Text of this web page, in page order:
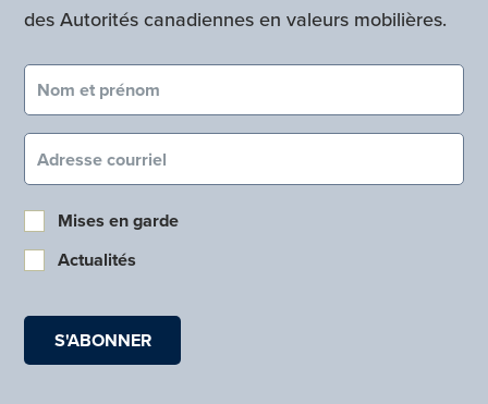
des Autorités canadiennes en valeurs mobilières.
Nom et prénom (obligatoire)
Courriel (obligatoire)
Mises en garde
Actualités